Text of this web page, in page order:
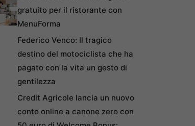
gratuito per il ristorante con
MenuForma
Federico Venco: Il tragico
destino del motociclista che ha
pagato con la vita un gesto di
gentilezza
Credit Agricole lancia un nuovo
conto online a canone zero con